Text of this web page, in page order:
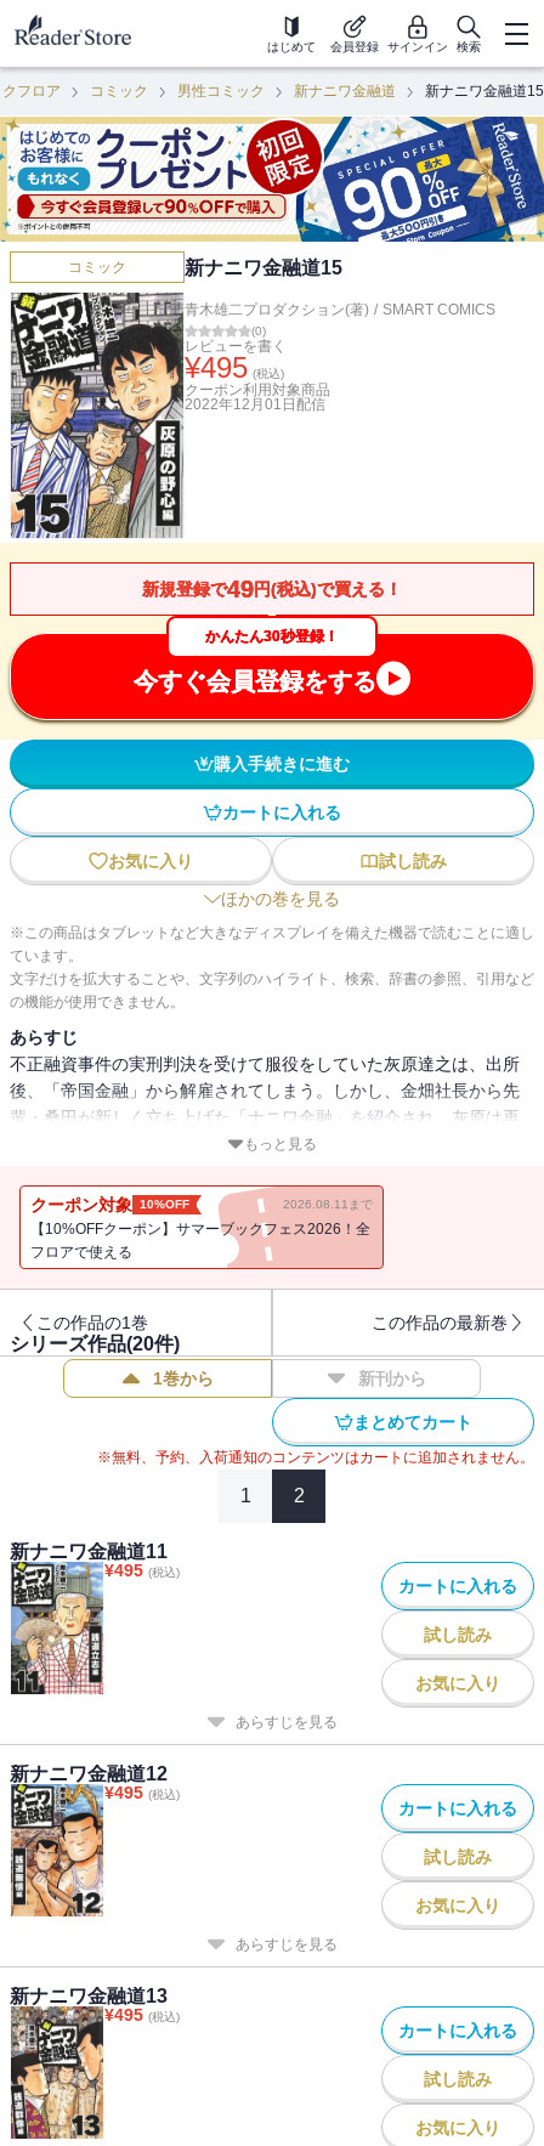
はじめて 会員登録 サインイン 検索
フロア コミック 男性コミック 新ナニワ金融道 新ナニワ金融道15
コミック 新ナニワ金融道15
青木雄二プロダクション(著) / SMART COMICS
(0)
レビューを書く
¥495 (税込)
クーポン利用対象商品
2022年12月01日 配信
新規登録で49円(税込)で買える！
かんたん30秒登録！
今すぐ会員登録をする
購入手続きに進む
カートに入れる
お気に入り
試し読み
ほかの巻を見る
※この商品はタブレットなど大きなディスプレイを備えた機器で読むことに適し
ています。
文字だけを拡大することや、文字列のハイライト、検索、辞書の参照、引用など
の機能が使用できません。
あらすじ
不正融資事件の実刑判決を受けて服役をしていた灰原達之は、出所
後、「帝国金融」から解雇されてしまう。しかし、金畑社長から先
輩・桑田が新しく立ち上げた「ナニワ金融」を紹介され、灰原は再
び金融業で働くことに・・・・・・！
＜目 次＞
第160話 灰原、父になる！
第161話 破産にデメリットはおまへん！
第164話 灰原ＶＳ大阪市長！
第165話 時代は変わったんです、桑田さん!!
第166話 教師を手玉に取る女金貸し！
第168話 もう枯れるほかあらへんのや、灰原！
第169話 しょせんワシら、ダミーやねん！
第170話 マスコミに挑む灰原！
もっと見る
クーポン対象 10%OFF 2026.08.11まで
【10%OFFクーポン】サマーブックフェス2026！全
フロアで使える
この作品の1巻 この作品の最新巻
シリーズ作品(20件)
1巻から 新刊から
まとめてカート
※無料、予約、入荷通知のコンテンツはカートに追加されません。
1 2
新ナニワ金融道11
¥495 (税込)
カートに入れる
試し読み
お気に入り
あらすじを見る
新ナニワ金融道12
¥495 (税込)
カートに入れる
試し読み
お気に入り
あらすじを見る
新ナニワ金融道13
¥495 (税込)
カートに入れる
試し読み
お気に入り